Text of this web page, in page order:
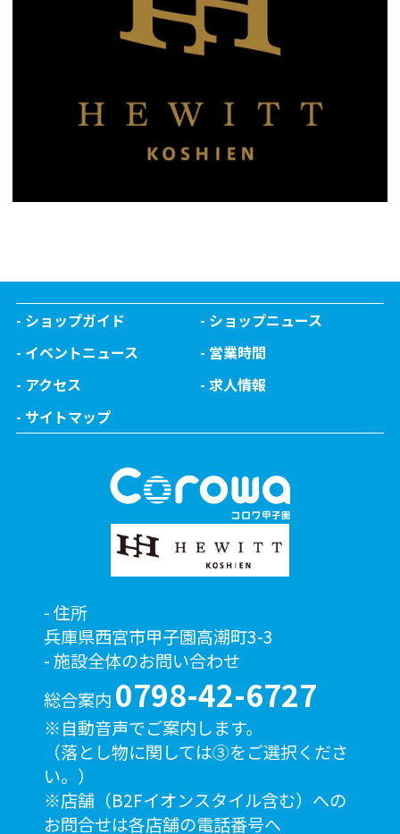
ショップガイド
ショップニュース
イベントニュース
営業時間
アクセス
求人情報
サイトマップ
住所
兵庫県西宮市甲子園高潮町3-3
施設全体のお問い合わせ
総合案内 0798-42-6727
※自動音声でご案内します。
（落とし物に関しては③をご選択くださ
い。）
※店舗（B2Fイオンスタイル含む）への
お問合せは各店舗の電話番号へ